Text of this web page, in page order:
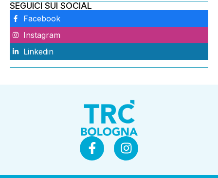
SEGUICI SUI SOCIAL
Facebook
Instagram
Linkedin